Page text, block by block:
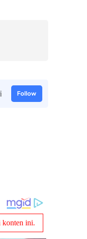
Follow